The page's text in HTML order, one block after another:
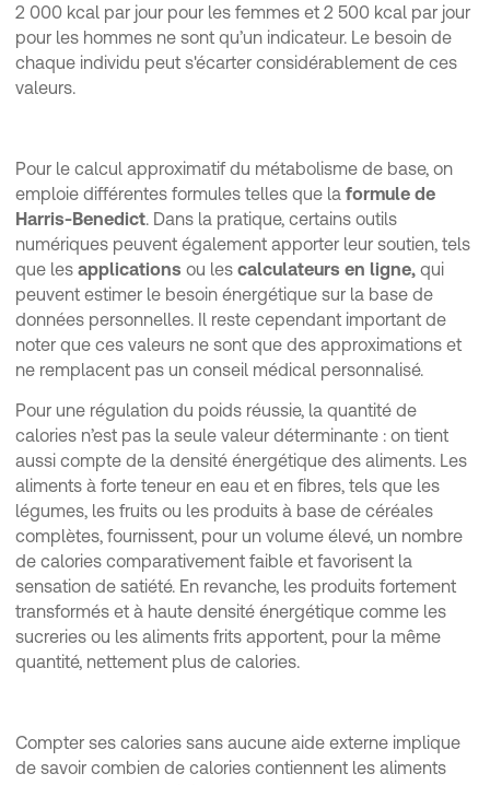
2 000 kcal par jour pour les femmes et 2 500 kcal par jour
pour les hommes ne sont qu’un indicateur. Le besoin de
chaque individu peut s'écarter considérablement de ces
valeurs.
Pour le calcul approximatif du métabolisme de base, on
emploie différentes formules telles que la formule de
Harris-Benedict . Dans la pratique, certains outils
numériques peuvent également apporter leur soutien, tels
que les applications ou les calculateurs en ligne, qui
peuvent estimer le besoin énergétique sur la base de
données personnelles. Il reste cependant important de
noter que ces valeurs ne sont que des approximations et
ne remplacent pas un conseil médical personnalisé.
Pour une régulation du poids réussie, la quantité de
calories n’est pas la seule valeur déterminante : on tient
aussi compte de la densité énergétique des aliments. Les
aliments à forte teneur en eau et en fibres, tels que les
légumes, les fruits ou les produits à base de céréales
complètes, fournissent, pour un volume élevé, un nombre
de calories comparativement faible et favorisent la
sensation de satiété. En revanche, les produits fortement
transformés et à haute densité énergétique comme les
sucreries ou les aliments frits apportent, pour la même
quantité, nettement plus de calories.
Compter ses calories sans aucune aide externe implique
de savoir combien de calories contiennent les aliments